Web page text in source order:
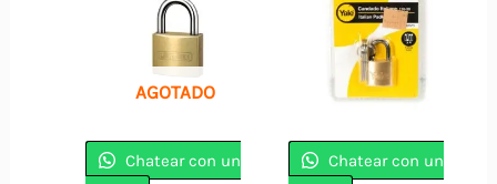
AGOTADO
Chatear con un
Chatear con un